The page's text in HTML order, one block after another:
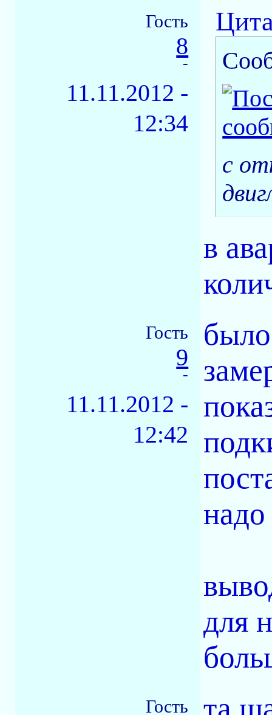
Гость
8
-
11.11.2012 -
12:34
с
в
Гость
9
-
11.11.2012 -
12:42
надо
для
Гость